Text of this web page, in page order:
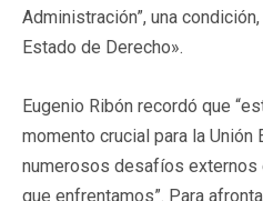
Administración”, una
Estado de Derecho».
Eugenio Ribón recordó que
momento crucial para la Unión
numerosos desafíos
que enfrentamos”. Para